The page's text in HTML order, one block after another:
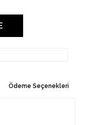
Ödeme Seçenekleri